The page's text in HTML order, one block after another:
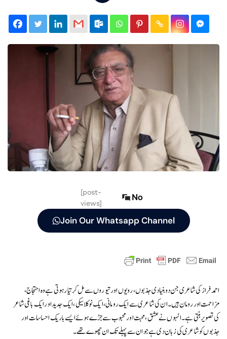
[post-
views]
No
Join Our Whatsapp Channel
احمد فراز کی شاعری جن دو بنیادی جذبوں، رویوں اور تیوروں سے مل کرتیار ہوتی ہے وہ احتجاج،
مزاحمت اور رومان ہیں۔ ان کی شاعری سے ایک رومانی، ایک نوکلاسیکی، ایک جدید اور ایک باغی شاعر
کی تصویر بنتی ہے۔ انہوں نے عشق، محبت اور محبوب سے جڑے ہوئے ایسے باریک احساسات اور
جذبوں کو شاعری کی زبان دی ہے جو ان سے پہلے تک ان چھوے تھے۔